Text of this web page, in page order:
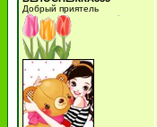
Добрый приятель